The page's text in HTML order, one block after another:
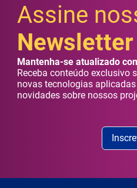
Assine
Newsletter
Mantenha-se atualizado
Receba conteúdo exclusivo
novas tecnologias
novidades sobre nossos